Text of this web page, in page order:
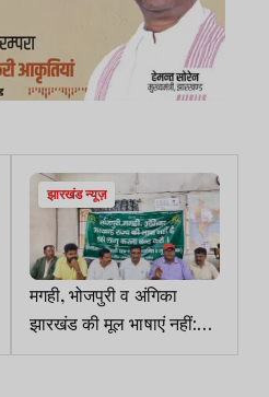
झारखंड न्यूज़
मगही, भोजपुरी व अंगिका
झारखंड की मूल भाषाएं नहीं:
आदिवासी छात्र संघ